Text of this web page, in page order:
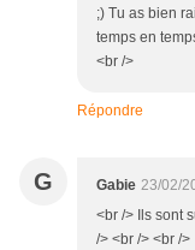
;) Tu as bien
temps en
<br />
Répondre
G Gabie 23/02/
<br /> Ils sont
/> <br /> <br />